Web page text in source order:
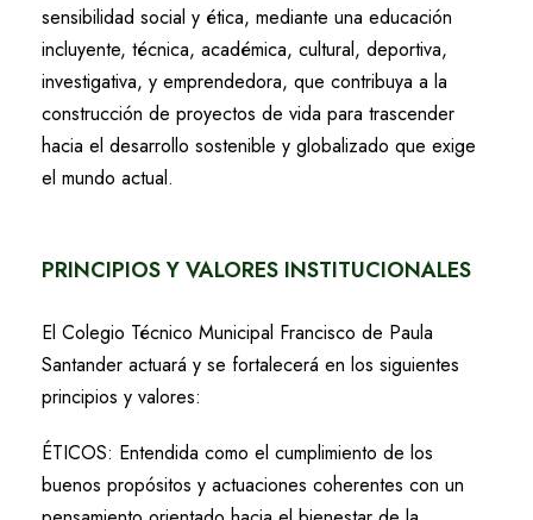
sensibilidad social y ética, mediante una educación
incluyente, técnica, académica, cultural, deportiva,
investigativa, y emprendedora, que contribuya a la
construcción de proyectos de vida para trascender
hacia el desarrollo sostenible y globalizado que exige
el mundo actual.
PRINCIPIOS Y VALORES INSTITUCIONALES
El Colegio Técnico Municipal Francisco de Paula
Santander actuará y se fortalecerá en los siguientes
principios y valores:
ÉTICOS: Entendida como el cumplimiento de los
buenos propósitos y actuaciones coherentes con un